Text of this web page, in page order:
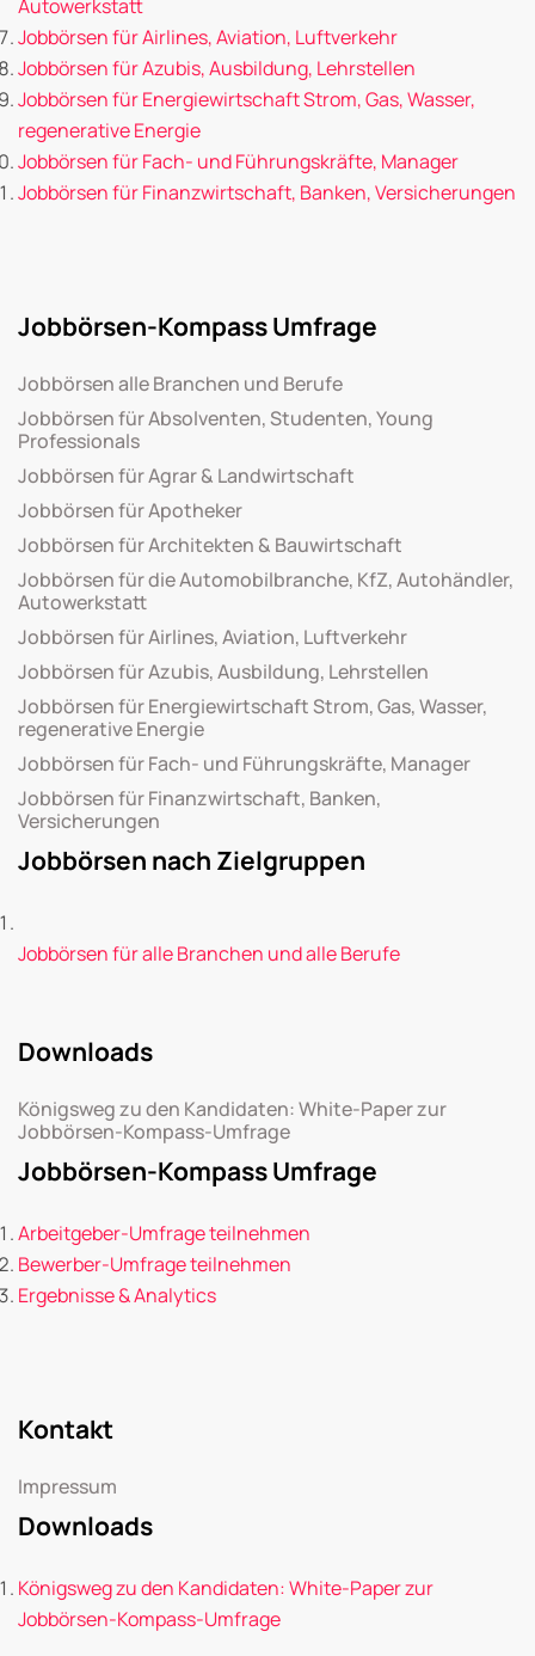
Autowerkstatt
Jobbörsen für Airlines, Aviation, Luftverkehr
Jobbörsen für Azubis, Ausbildung, Lehrstellen
Jobbörsen für Energiewirtschaft Strom, Gas, Wasser,
regenerative Energie
Jobbörsen für Fach- und Führungskräfte, Manager
Jobbörsen für Finanzwirtschaft, Banken, Versicherungen
Jobbörsen-Kompass Umfrage
Jobbörsen alle Branchen und Berufe
Jobbörsen für Absolventen, Studenten, Young
Professionals
Jobbörsen für Agrar & Landwirtschaft
Jobbörsen für Apotheker
Jobbörsen für Architekten & Bauwirtschaft
Jobbörsen für die Automobilbranche, KfZ, Autohändler,
Autowerkstatt
Jobbörsen für Airlines, Aviation, Luftverkehr
Jobbörsen für Azubis, Ausbildung, Lehrstellen
Jobbörsen für Energiewirtschaft Strom, Gas, Wasser,
regenerative Energie
Jobbörsen für Fach- und Führungskräfte, Manager
Jobbörsen für Finanzwirtschaft, Banken,
Versicherungen
Jobbörsen nach Zielgruppen
Jobbörsen für alle Branchen und alle Berufe
Downloads
Königsweg zu den Kandidaten: White-Paper zur
Jobbörsen-Kompass-Umfrage
Jobbörsen-Kompass Umfrage
Arbeitgeber-Umfrage teilnehmen
Bewerber-Umfrage teilnehmen
Ergebnisse & Analytics
Kontakt
Impressum
Downloads
Königsweg zu den Kandidaten: White-Paper zur
Jobbörsen-Kompass-Umfrage